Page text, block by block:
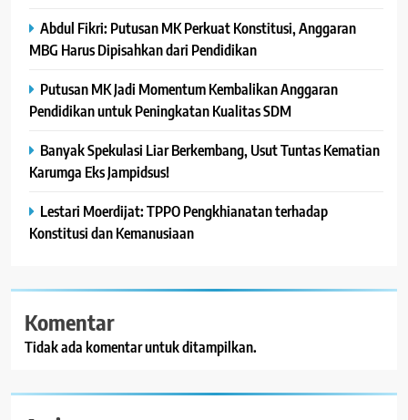
Abdul Fikri: Putusan MK Perkuat Konstitusi, Anggaran
MBG Harus Dipisahkan dari Pendidikan
Putusan MK Jadi Momentum Kembalikan Anggaran
Pendidikan untuk Peningkatan Kualitas SDM
Banyak Spekulasi Liar Berkembang, Usut Tuntas Kematian
Karumga Eks Jampidsus!
Lestari Moerdijat: TPPO Pengkhianatan terhadap
Konstitusi dan Kemanusiaan
Komentar
Tidak ada komentar untuk ditampilkan.